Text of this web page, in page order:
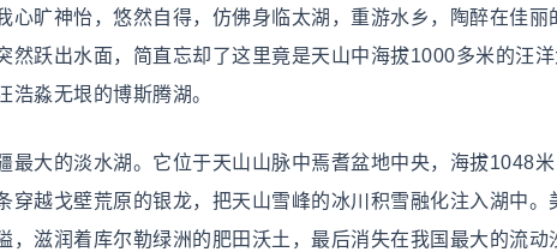
心旷神怡，悠然自得，仿佛身临太湖，重游水乡，陶醉在佳
然跃出水面，简直忘却了这里竟是天山中海拔1000多米的汪
浩淼无垠的博斯腾湖。
大的淡水湖。它位于天山山脉中焉耆盆地中央，海拔1048米
穿越戈壁荒原的银龙，把天山雪峰的冰川积雪融化注入湖中
，滋润着库尔勒绿洲的肥田沃土，最后消失在我国最大的流动